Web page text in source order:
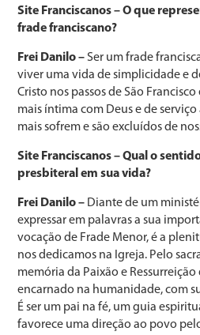
Site Franciscanos – O que
frade franciscano?
Frei Danilo – Ser um frade
viver uma vida de simplicidade e
Cristo nos passos de São
mais íntima com Deus e de
mais sofrem e são excluídos de
Site Franciscanos – Qual o
presbiteral em sua vida?
Frei Danilo – Diante de um
expressar em palavras a sua
vocação de Frade Menor, é a
nos dedicamos na Igreja. Pelo
memória da Paixão e Ressurreição
encarnado na humanidade, com
É ser um pai na fé, um guia
favorece uma direção ao povo